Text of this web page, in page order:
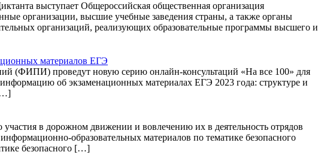
выступает Общероссийская общественная организация
организации, высшие учебные заведения страны, а также органы
организаций, реализующих образовательные программы высшего и
материалов ЕГЭ
(ФИПИ) проведут новую серию онлайн-консультаций «На все 100» для
об экзаменационных материалах ЕГЭ 2023 года: структуре и
в дорожном движении и вовлечению их в деятельность отрядов
образовательных материалов по тематике безопасного
безопасного […]